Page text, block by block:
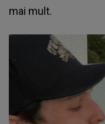
mai mult.